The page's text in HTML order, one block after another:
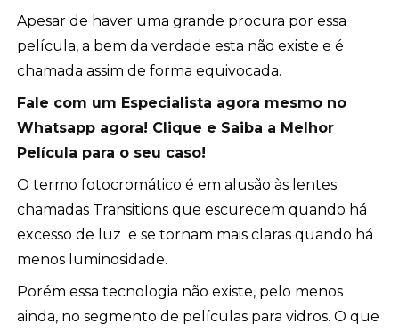
Apesar de haver uma grande procura por essa
película, a bem da verdade esta não existe e é
chamada assim de forma equivocada.
Fale com um Especialista agora mesmo no
Whatsapp agora! Clique e Saiba a Melhor
Película para o seu caso!
O termo fotocromático é em alusão às lentes
chamadas Transitions que escurecem quando há
excesso de luz e se tornam mais claras quando há
menos luminosidade.
Porém essa tecnologia não existe, pelo menos
ainda, no segmento de películas para vidros. O que